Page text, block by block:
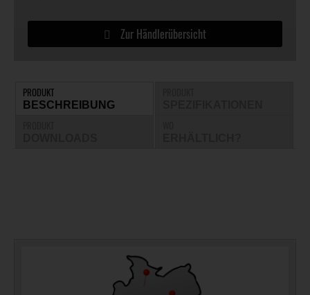
Zur Händlerübersicht
PRODUKT
BESCHREIBUNG